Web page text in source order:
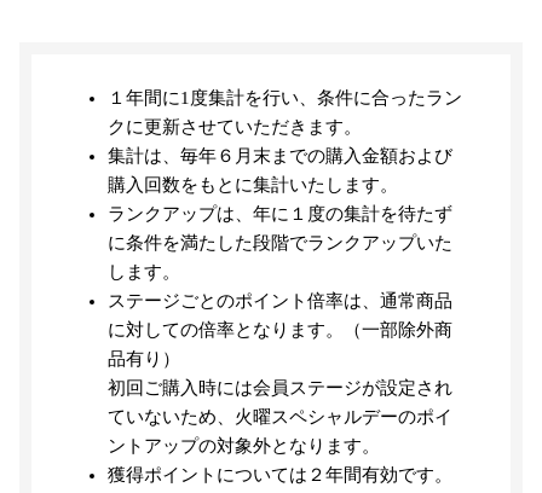
１年間に1度集計を行い、条件に合ったラン
クに更新させていただきます。
集計は、毎年６月末までの購入金額および
購入回数をもとに集計いたします。
ランクアップは、年に１度の集計を待たず
に条件を満たした段階でランクアップいた
します。
ステージごとのポイント倍率は、通常商品
に対しての倍率となります。（一部除外商
品有り）
初回ご購入時には会員ステージが設定され
ていないため、火曜スペシャルデーのポイ
ントアップの対象外となります。
獲得ポイントについては２年間有効です。